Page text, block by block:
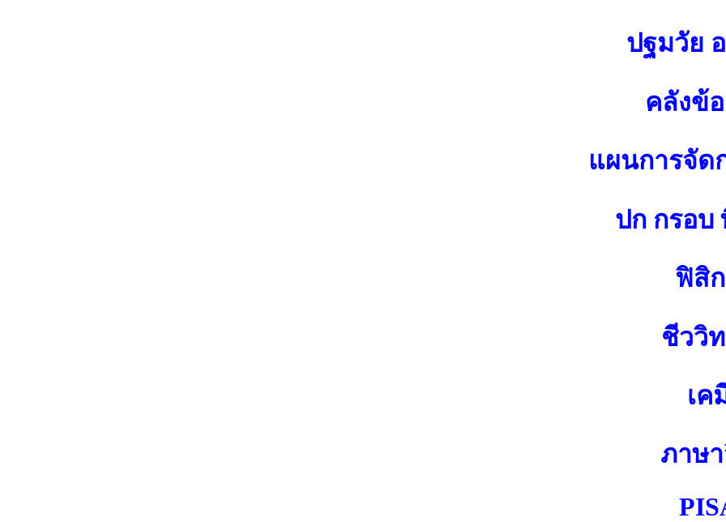
ปฐมวัย
คลังข้
แผนการจัด
ปก กรอบ
ฟิสิ
ชีววิ
เค
ภาษ